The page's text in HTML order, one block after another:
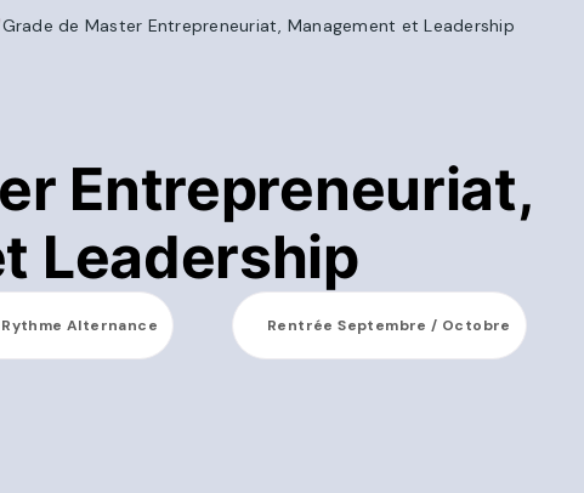
Grade de Master Entrepreneuriat, Management et Leadership
Entrepreneuriat,
Leadership
Rythme Alternance Rentrée Septembre / Octobre